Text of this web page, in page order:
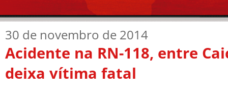
30 de novembro de 2014
Acidente na RN-118, entre
deixa vítima fatal